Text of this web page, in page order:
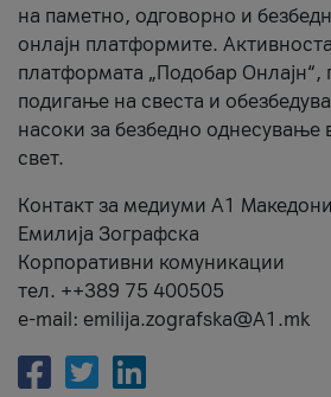
на паметно, одговорно и
онлајн платформите.
платформата „Подобар Онлајн“,
подигање на свеста и
насоки за безбедно однесување
свет.
Контакт за медиуми А1
Емилија Зографска
Корпоративни комуникации
тел. ++389 75 400505
e-mail: emilija.zografska@A1.mk